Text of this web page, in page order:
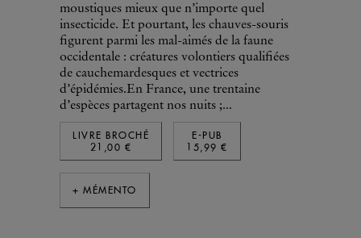
moustiques mieux que n’importe quel
insecticide. Et pourtant, les chauves-souris
figurent parmi les mal-aimés de la faune
occidentale : créatures volontiers qualifiées
de cauchemardesques et vectrices
d’épidémies.En France, une trentaine
d’espèces partagent nos nuits ;...
LIVRE BROCHÉ
21,00 €
E-PUB
15,99 €
+ MÉMENTO